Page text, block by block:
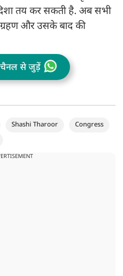
तय कर सकती है. अब सभी
और उसके बाद की
चैनल से जुड़ें
Shashi Tharoor
Congress